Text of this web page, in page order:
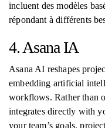
incluent des modèles
répondant à différents
4. Asana IA
Asana AI reshapes
embedding artificial
workflows. Rather than
integrates directly with
your team’s goals,